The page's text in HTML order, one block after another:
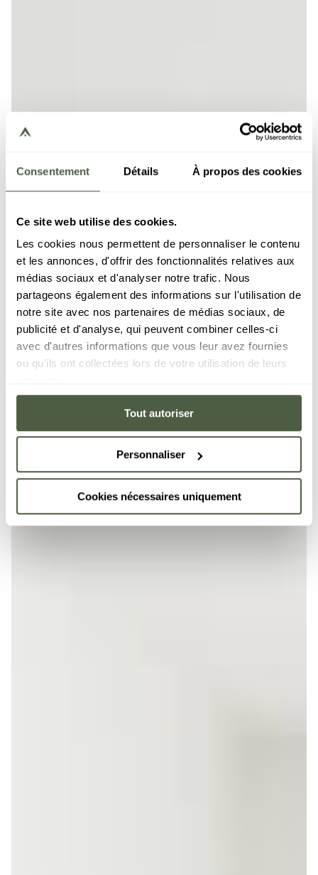
Consentement Détails À propos des cookies
Ce site web utilise des cookies.
Les cookies nous permettent de personnaliser le contenu
et les annonces, d'offrir des fonctionnalités relatives aux
médias sociaux et d'analyser notre trafic. Nous
partageons également des informations sur l'utilisation de
notre site avec nos partenaires de médias sociaux, de
publicité et d'analyse, qui peuvent combiner celles-ci
avec d'autres informations que vous leur avez fournies
ou qu'ils ont collectées lors de votre utilisation de leurs
Tout autoriser
Personnaliser
Cookies nécessaires uniquement